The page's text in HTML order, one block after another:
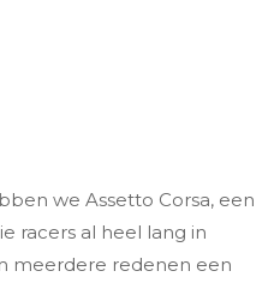
we Assetto Corsa, een
racers al heel lang in
meerdere redenen een